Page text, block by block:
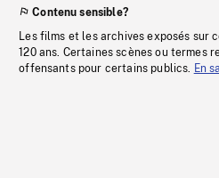
Contenu sensible?
Les films et les archives exposés sur
120 ans. Certaines scènes ou termes
offensants pour certains publics. En